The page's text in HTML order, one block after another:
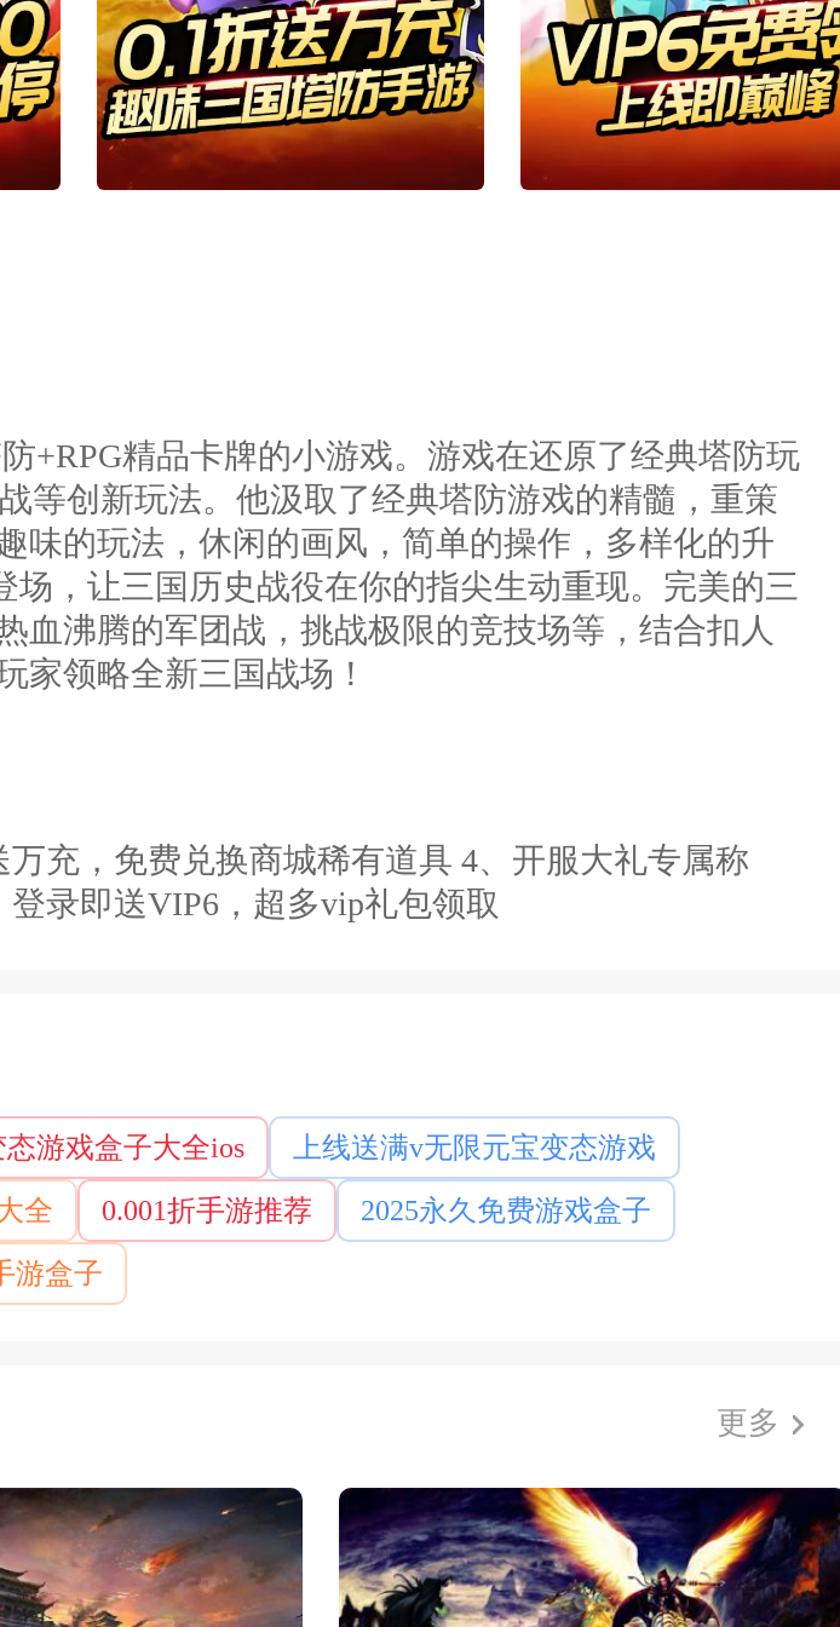
+RPG精品卡牌的小游戏。游戏在还原了经典塔防玩
等创新玩法。他汲取了经典塔防游戏的精髓，重策
味的玩法，休闲的画风，简单的操作，多样化的升
，让三国历史战役在你的指尖生动重现。完美的三
血沸腾的军团战，挑战极限的竞技场等，结合扣人
家领略全新三国战场！
充，免费兑换商城稀有道具 4、开服大礼专属称
录即送VIP6，超多vip礼包领取
态游戏盒子大全ios
上线送满v无限元宝变态游戏
全 0.001折手游推荐
2025永久免费游戏盒子
游盒子
更多